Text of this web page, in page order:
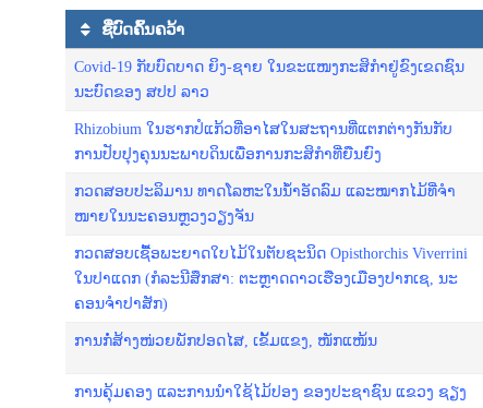
ຊື່ບົດຄົ້ນຄວ້າ
Covid-19 ກັບ​ບົດ​ບາດ ຍິງ-ຊາຍ ໃນ​ຂະ​ແໜງ​ກະ​ສິ​ກຳຢູ່​​ຂົງ​ເຂດ​ຊົນ​
ນະ​ບົດ​ຂອງ ສ​ປ​ປ ລາວ
Rhizobium ໃນຮາກປໍແກ້ວທີ່ອາໄສໃນສະຖານທີ່ແຕກຕ່າງກັນກັບ
ການປັບປຸງຄຸນນະພາບດິນເພື່ອການກະສິກຳທີ່ຍືນຍົງ
ກວດສອບປະລິມານ ທາດໂລຫະໃນນ້ຳອັດລົມ ແລະໝາກໄມ້ທີ່ຈຳ
ໜາຍໃນນະຄອນຫຼວງວຽງຈັນ
ກວດ​ສອບ​ເ​ຊື້ອ​ພະ​ຍາດ​ໃບ​ໄມ້​ໃນ​ຕັບ​ຊະ​ນິດ Opisthorchis Viverrini
ໃນ​ປາ​ແດກ (ກໍ​ລະ​ນີ​ສຶກ​ສາ: ຕະ​ຫຼາດ​ດາວ​ເຮືອງເມືອງ​ປາກ​ເຊ, ນະ​
ຄອນ​ຈຳ​ປາ​ສັກ)
ການກໍ່ສ້າງໜ່ວຍພັກປອດໄສ, ເຂັ້ມແຂງ, ໜັກແໜ້ນ
ການຄຸ້ມຄອງ ແລະການນຳໃຊ້ໄມ້ປອງ ຂອງປະຊາຊົນ ແຂວງ ຊຽງ